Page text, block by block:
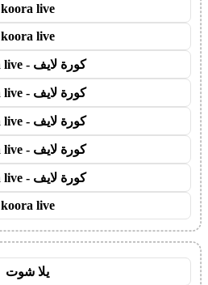
koora live
koora live
كورة لايف - koora live
كورة لايف - koora live
كورة لايف - koora live
كورة لايف - koora live
كورة لايف - koora live
koora live
يلا شوت